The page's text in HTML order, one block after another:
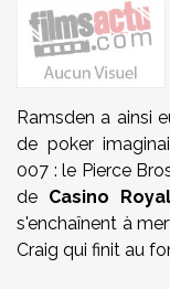
Ramsden a ainsi
de poker
007 : le Pierce
de Casino
s'enchaînent à
Craig qui finit au